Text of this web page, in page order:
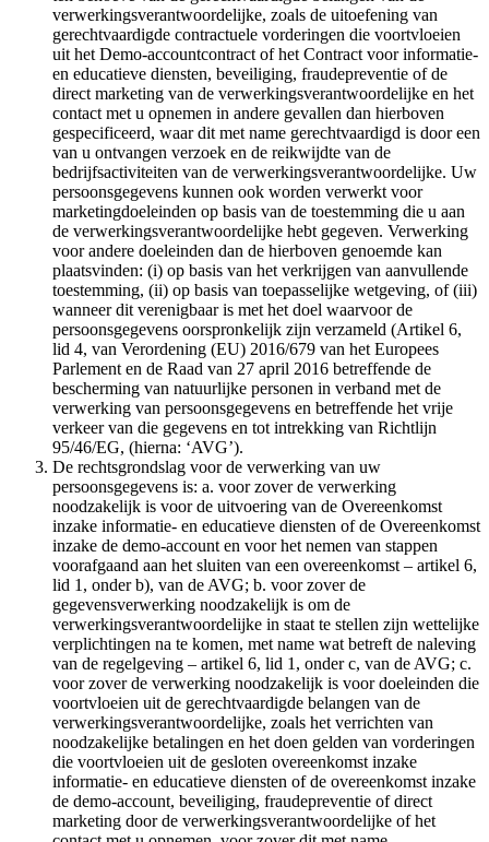
verwerkingsverantwoordelijke, zoals de uitoefening van
gerechtvaardigde contractuele vorderingen die voortvloeien
uit het Demo-accountcontract of het Contract voor informatie-
en educatieve diensten, beveiliging, fraudepreventie of de
direct marketing van de verwerkingsverantwoordelijke en het
contact met u opnemen in andere gevallen dan hierboven
gespecificeerd, waar dit met name gerechtvaardigd is door een
van u ontvangen verzoek en de reikwijdte van de
bedrijfsactiviteiten van de verwerkingsverantwoordelijke. Uw
persoonsgegevens kunnen ook worden verwerkt voor
marketingdoeleinden op basis van de toestemming die u aan
de verwerkingsverantwoordelijke hebt gegeven. Verwerking
voor andere doeleinden dan de hierboven genoemde kan
plaatsvinden: (i) op basis van het verkrijgen van aanvullende
toestemming, (ii) op basis van toepasselijke wetgeving, of (iii)
wanneer dit verenigbaar is met het doel waarvoor de
persoonsgegevens oorspronkelijk zijn verzameld (Artikel 6,
lid 4, van Verordening (EU) 2016/679 van het Europees
Parlement en de Raad van 27 april 2016 betreffende de
bescherming van natuurlijke personen in verband met de
verwerking van persoonsgegevens en betreffende het vrije
verkeer van die gegevens en tot intrekking van Richtlijn
95/46/EG, (hierna: ‘AVG’).
De rechtsgrondslag voor de verwerking van uw
persoonsgegevens is: a. voor zover de verwerking
noodzakelijk is voor de uitvoering van de Overeenkomst
inzake informatie- en educatieve diensten of de Overeenkomst
inzake de demo-account en voor het nemen van stappen
voorafgaand aan het sluiten van een overeenkomst – artikel 6,
lid 1, onder b), van de AVG; b. voor zover de
gegevensverwerking noodzakelijk is om de
verwerkingsverantwoordelijke in staat te stellen zijn wettelijke
verplichtingen na te komen, met name wat betreft de naleving
van de regelgeving – artikel 6, lid 1, onder c, van de AVG; c.
voor zover de verwerking noodzakelijk is voor doeleinden die
voortvloeien uit de gerechtvaardigde belangen van de
verwerkingsverantwoordelijke, zoals het verrichten van
noodzakelijke betalingen en het doen gelden van vorderingen
die voortvloeien uit de gesloten overeenkomst inzake
informatie- en educatieve diensten of de overeenkomst inzake
de demo-account, beveiliging, fraudepreventie of direct
marketing door de verwerkingsverantwoordelijke of het